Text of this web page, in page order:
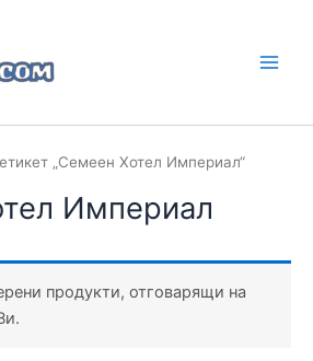
„Семеен Хотел Империал“
Империал
продукти, отговарящи на